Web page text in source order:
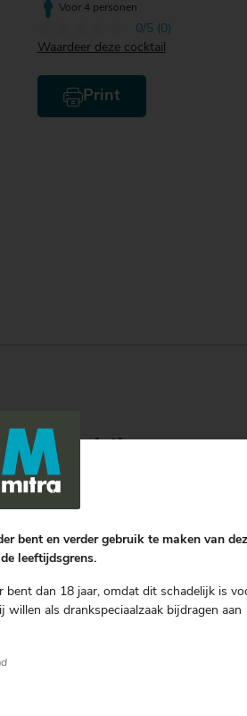
Voor 4 personen
0/5 (0)
Waardeer deze cocktail
Print
Bereiding
Laat deze fles 3 maanden staan en
Soort glas
Overig
bent en verder gebruik te maken van
leeftijdsgrens.
bent dan 18 jaar, omdat dit schadelijk is
als drankspeciaalzaak bijdragen aan